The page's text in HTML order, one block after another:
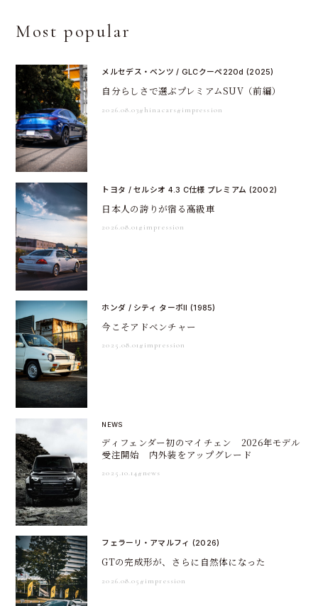
Most popular
メルセデス・ベンツ / GLCクーペ220d (2025)
自分らしさで選ぶプレミアムSUV（前編）
2026.08.03#hinacars#impression
トヨタ / セルシオ 4.3 C仕様 プレミアム (2002)
日本人の誇りが宿る高級車
2026.08.01 #impression
ホンダ / シティ ターボII (1985)
今こそアドベンチャー
2025.08.01 #impression
NEWS
ディフェンダー初のマイチェン 2026年モデル
受注開始 内外装をアップグレード
2025.10.14 #news
フェラーリ・アマルフィ (2026)
GTの完成形が、さらに自然体になった
2026.08.05 #impression